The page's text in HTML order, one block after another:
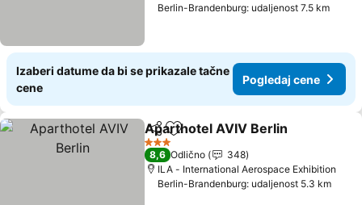
Berlin-Brandenburg: udaljenost 7.5 km
Izaberi datume da bi se prikazale tačne
cene
Pogledaj cene
Deli Dodati u favorite
Aparthotel AVIV Berlin
3 Zvezdice
8,6 Odlično
348
ILA - International Aerospace Exhibition
Berlin-Brandenburg: udaljenost 5.3 km